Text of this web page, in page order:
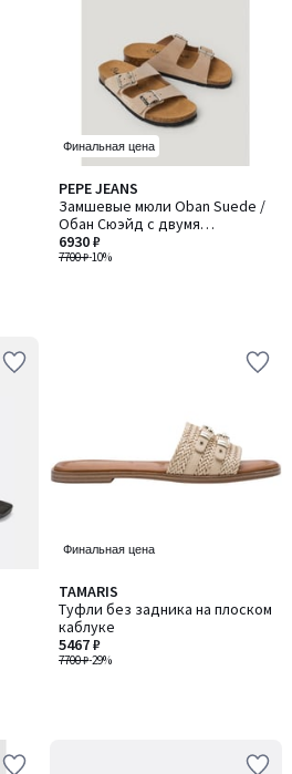
Финальная цена
PEPE JEANS
Замшевые мюли Oban Suede /
Обан Сюэйд с двумя
ремешками
7700 ₽-10%
6930 ₽
Финальная цена
TAMARIS
Туфли без задника на плоском
каблуке
7700 ₽-29%
5467 ₽